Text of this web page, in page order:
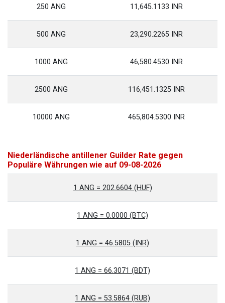
250 ANG 11,645.1133 INR
500 ANG 23,290.2265 INR
1000 ANG 46,580.4530 INR
2500 ANG 116,451.1325 INR
10000 ANG 465,804.5300 INR
Niederländische antillener Guilder Rate gegen
Populäre Währungen wie auf 09-08-2026
1 ANG = 202.6604 (HUF)
1 ANG = 0.0000 (BTC)
1 ANG = 46.5805 (INR)
1 ANG = 66.3071 (BDT)
1 ANG = 53.5864 (RUB)